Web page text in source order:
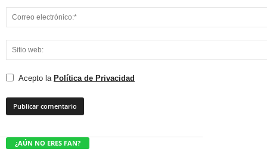
Acepto la Política de Privacidad
¿AÚN NO ERES FAN?